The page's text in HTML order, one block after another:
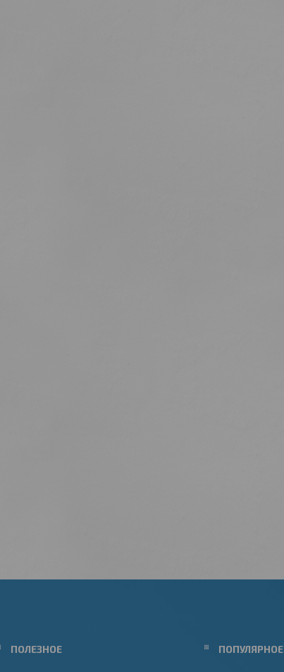
ПОЛЕЗНОЕ ПОПУЛЯРНОЕ